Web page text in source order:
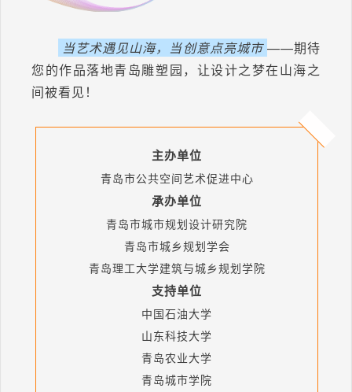
当艺术遇见山海，当创意点亮城市——期待
您的作品落地青岛雕塑园，让设计之梦在山海之
间被看见！
主办单位
青岛市公共空间艺术促进中心
承办单位
青岛市城市规划设计研究院
青岛市城乡规划学会
青岛理工大学建筑与城乡规划学院
支持单位
中国石油大学
山东科技大学
青岛农业大学
青岛城市学院